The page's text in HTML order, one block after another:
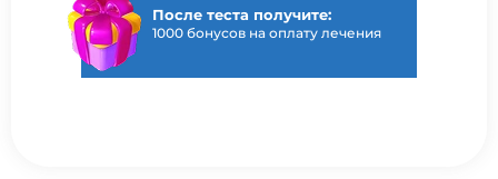
После теста получите:
1000 бонусов на оплату лечения